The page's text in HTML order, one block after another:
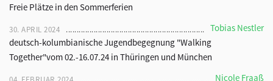
Freie Plätze in den Sommerferien
30. APRIL 2024
Tobias Nestler
deutsch-kolumbianische Jugendbegegnung "Walking
Together"vom 02.-16.07.24 in Thüringen und München
Nicole Fraaß